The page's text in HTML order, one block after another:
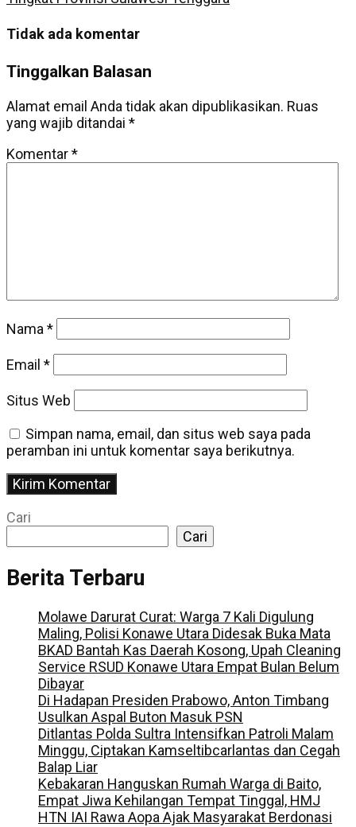
Tidak ada komentar
Tinggalkan Balasan
Alamat email Anda tidak akan dipublikasikan. Ruas
yang wajib ditandai *
Komentar*
Nama*
Email *
Situs Web
Simpan nama, email, dan situs web saya pada
peramban ini untuk komentar saya berikutnya.
Cari
Cari
Berita Terbaru
Molawe Darurat Curat: Warga 7 Kali Digulung
Maling, Polisi Konawe Utara Didesak Buka Mata
BKAD Bantah Kas Daerah Kosong, Upah Cleaning
Service RSUD Konawe Utara Empat Bulan Belum
Dibayar
Di Hadapan Presiden Prabowo, Anton Timbang
Usulkan Aspal Buton Masuk PSN
Ditlantas Polda Sultra Intensifkan Patroli Malam
Minggu, Ciptakan Kamseltibcarlantas dan Cegah
Balap Liar
Kebakaran Hanguskan Rumah Warga di Baito,
Empat Jiwa Kehilangan Tempat Tinggal, HMJ
HTN IAI Rawa Aopa Ajak Masyarakat Berdonasi